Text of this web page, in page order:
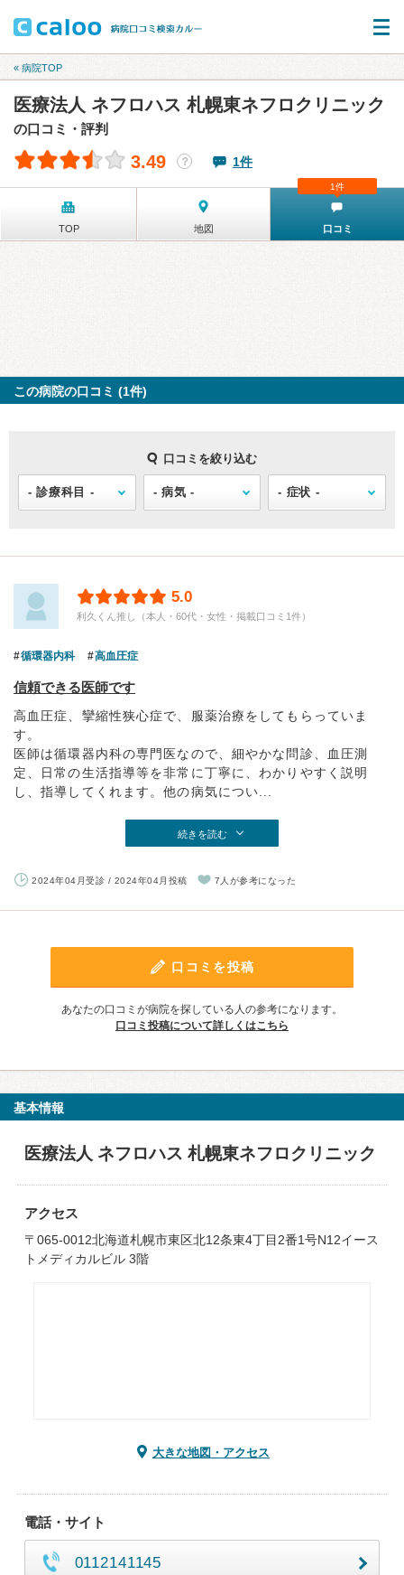
« 病院TOP
医療法人 ネフロハス 札幌東ネフロクリニック
の口コミ・評判
3.49 ？ 1件
TOP 地図 口コミ
1件
この病院の口コミ (1件)
口コミを絞り込む
5.0
利久くん推し（本人・60代・女性・掲載口コミ1件）
循環器内科 高血圧症
信頼できる医師です
高血圧症、攣縮性狭心症で、服薬治療をしてもらっていま
す。
医師は循環器内科の専門医なので、細やかな問診、血圧測
定、日常の生活指導等を非常に丁寧に、わかりやすく説明
し、指導してくれます。他の病気につい...
続きを読む
2024年04月受診 / 2024年04月投稿 7人が参考になった
口コミを投稿
あなたの口コミが病院を探している人の参考になります。
口コミ投稿について詳しくはこちら
基本情報
医療法人 ネフロハス 札幌東ネフロクリニック
アクセス
〒065-0012北海道札幌市東区北12条東4丁目2番1号N12イース
トメディカルビル 3階
大きな地図・アクセス
電話・サイト
0112141145